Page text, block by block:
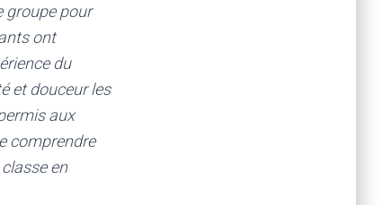
groupe pour
ont
du
et douceur les
aux
comprendre
en